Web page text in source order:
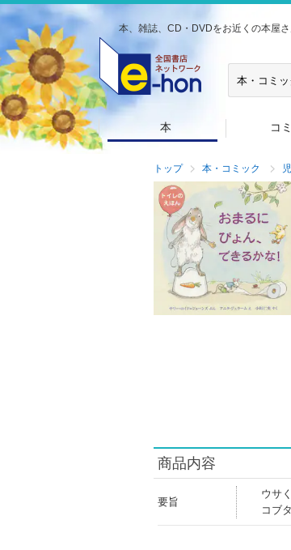
本、雑誌、CD・DVDをお近くの本屋
本 コ
トップ 本・コミック
商品内容
要旨
ウサ
コブ